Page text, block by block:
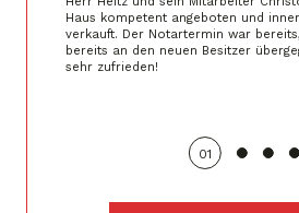
verkauft. Der Notartermin war
bereits an den neuen Besitzer
sehr zufrieden!
01